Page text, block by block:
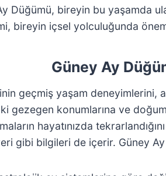
Düğümü, bireyin bu yaşamda
bireyin içsel yolculuğunda
Güney Ay
geçmiş yaşam deneyimlerini,
gezegen konumlarına ve
hayatınızda
gibi bilgileri de içerir. Güney